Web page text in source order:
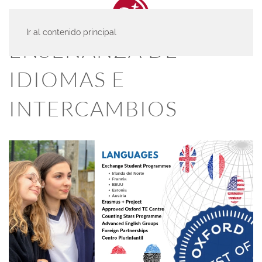
Ir al contenido principal
ENSEÑANZA DE
IDIOMAS E
INTERCAMBIOS